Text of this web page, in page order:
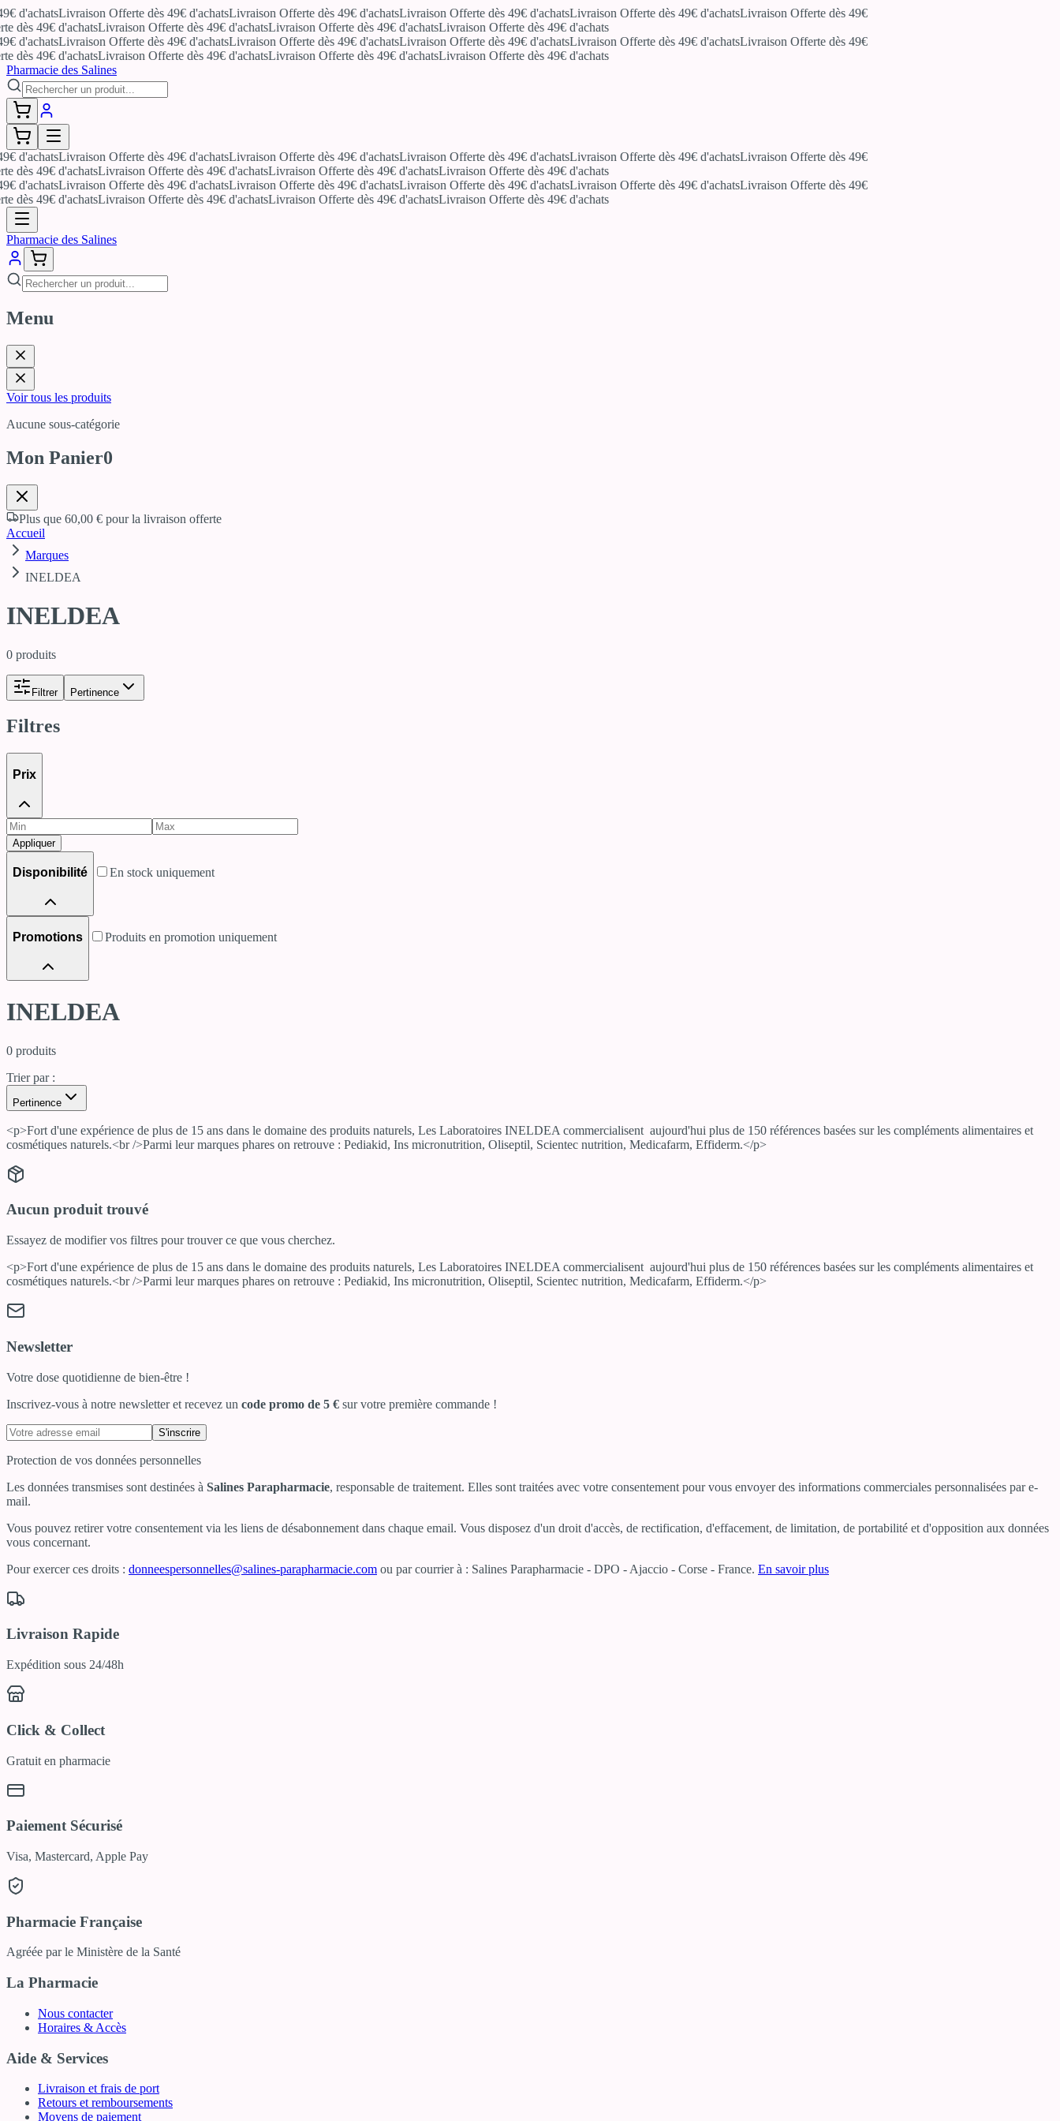
Livraison Offerte dès 49€ d'achatsLivraison Offerte dès 49€ d'achatsLivraison Offerte dès 49€ d'achatsLivraison Offerte dès 49€ d'achatsLivraison Offerte dès 49€
49€ d'achatsLivraison Offerte dès 49€ d'achatsLivraison Offerte dès 49€ d'achatsLivraison Offerte dès 49€ d'achats
Livraison Offerte dès 49€ d'achatsLivraison Offerte dès 49€ d'achatsLivraison Offerte dès 49€ d'achatsLivraison Offerte dès 49€ d'achatsLivraison Offerte dès 49€
49€ d'achatsLivraison Offerte dès 49€ d'achatsLivraison Offerte dès 49€ d'achatsLivraison Offerte dès 49€ d'achats
Pharmacie des Salines
Livraison Offerte dès 49€ d'achatsLivraison Offerte dès 49€ d'achatsLivraison Offerte dès 49€ d'achatsLivraison Offerte dès 49€ d'achatsLivraison Offerte dès 49€
49€ d'achatsLivraison Offerte dès 49€ d'achatsLivraison Offerte dès 49€ d'achatsLivraison Offerte dès 49€ d'achats
Livraison Offerte dès 49€ d'achatsLivraison Offerte dès 49€ d'achatsLivraison Offerte dès 49€ d'achatsLivraison Offerte dès 49€ d'achatsLivraison Offerte dès 49€
49€ d'achatsLivraison Offerte dès 49€ d'achatsLivraison Offerte dès 49€ d'achatsLivraison Offerte dès 49€ d'achats
Pharmacie des Salines
Menu
Voir tous les produits
Aucune sous-catégorie
Mon Panier0
Plus que 60,00 € pour la livraison offerte
Accueil
Marques
INELDEA
INELDEA
0 produits
Filtrer Pertinence
Filtres
Prix
Appliquer
Disponibilité En stock uniquement
Promotions Produits en promotion uniquement
INELDEA
0 produits
Trier par :
Pertinence
<p>Fort d'une expérience de plus de 15 ans dans le domaine des produits naturels, Les Laboratoires INELDEA commercialisent aujourd'hui plus de 150 références basées sur les compléments alimentaires et
cosmétiques naturels.<br />Parmi leur marques phares on retrouve : Pediakid, Ins micronutrition, Oliseptil, Scientec nutrition, Medicafarm, Effiderm.</p>
Aucun produit trouvé
Essayez de modifier vos filtres pour trouver ce que vous cherchez.
<p>Fort d'une expérience de plus de 15 ans dans le domaine des produits naturels, Les Laboratoires INELDEA commercialisent aujourd'hui plus de 150 références basées sur les compléments alimentaires et
cosmétiques naturels.<br />Parmi leur marques phares on retrouve : Pediakid, Ins micronutrition, Oliseptil, Scientec nutrition, Medicafarm, Effiderm.</p>
Newsletter
Votre dose quotidienne de bien-être !
Inscrivez-vous à notre newsletter et recevez un code promo de 5 € sur votre première commande !
S'inscrire
Protection de vos données personnelles
Les données transmises sont destinées à Salines Parapharmacie, responsable de traitement. Elles sont traitées avec votre consentement pour vous envoyer des informations commerciales personnalisées par e-
mail.
Vous pouvez retirer votre consentement via les liens de désabonnement dans chaque email. Vous disposez d'un droit d'accès, de rectification, d'effacement, de limitation, de portabilité et d'opposition aux données
vous concernant.
Pour exercer ces droits : donneespersonnelles@salines-parapharmacie.com ou par courrier à : Salines Parapharmacie - DPO - Ajaccio - Corse - France. En savoir plus
Livraison Rapide
Expédition sous 24/48h
Click & Collect
Gratuit en pharmacie
Paiement Sécurisé
Visa, Mastercard, Apple Pay
Pharmacie Française
Agréée par le Ministère de la Santé
La Pharmacie
Nous contacter
Horaires & Accès
Aide & Services
Livraison et frais de port
Retours et remboursements
Moyens de paiement